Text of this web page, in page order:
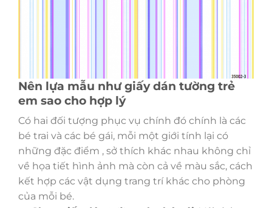
Nên lựa mẫu như giấy dán tường trẻ
em sao cho hợp lý
Có hai đối tượng phục vụ chính đó chính là các
bé trai và các bé gái, mỗi một giới tính lại có
những đặc điểm , sở thích khác nhau không chỉ
về họa tiết hình ảnh mà còn cả về màu sắc, cách
kết hợp các vật dụng trang trí khác cho phòng
của mỗi bé.